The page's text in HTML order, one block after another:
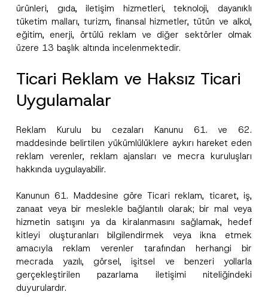
ürünleri, gıda, iletişim hizmetleri, teknoloji, dayanıklı
tüketim malları, turizm, finansal hizmetler, tütün ve alkol,
eğitim, enerji, örtülü reklam ve diğer sektörler olmak
üzere 13 başlık altında incelenmektedir.
Ticari Reklam ve Haksız Ticari
Uygulamalar
Reklam Kurulu bu cezaları Kanunu 61. ve 62.
maddesinde belirtilen yükümlülüklere aykırı hareket eden
reklam verenler, reklam ajansları ve mecra kuruluşları
hakkında uygulayabilir.
Kanunun 61. Maddesine göre Ticari reklam, ticaret, iş,
zanaat veya bir meslekle bağlantılı olarak; bir mal veya
hizmetin satışını ya da kiralanmasını sağlamak, hedef
kitleyi oluşturanları bilgilendirmek veya ikna etmek
amacıyla reklam verenler tarafından herhangi bir
mecrada yazılı, görsel, işitsel ve benzeri yollarla
gerçekleştirilen pazarlama iletişimi niteliğindeki
duyurulardır.